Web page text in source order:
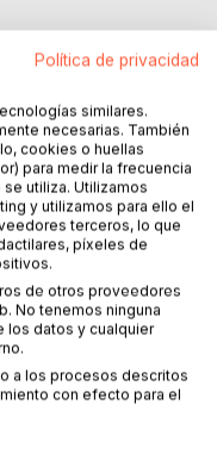
own short art
it down as notes on
can also be used in a
fun when used
in a group
add your own
to fascinate
his death. His legacy
Política de privacidad
similares.
necesarias. También
cookies o huellas
para medir la frecuencia
utiliza. Utilizamos
y utilizamos para ello el
terceros, lo que
píxeles de
de otros proveedores
No tenemos ninguna
los datos y cualquier
a los procesos descritos
con efecto para el